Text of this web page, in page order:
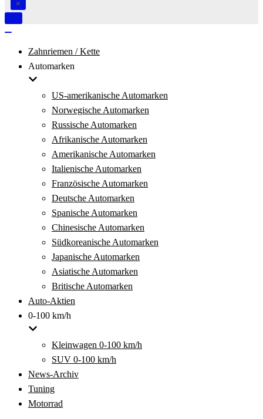
Navigation
Zahnriemen / Kette
Automarken
US-amerikanische Automarken
Norwegische Automarken
Russische Automarken
Afrikanische Automarken
Amerikanische Automarken
Italienische Automarken
Französische Automarken
Deutsche Automarken
Spanische Automarken
Chinesische Automarken
Südkoreanische Automarken
Japanische Automarken
Asiatische Automarken
Britische Automarken
Auto-Aktien
0-100 km/h
Kleinwagen 0-100 km/h
SUV 0-100 km/h
News-Archiv
Tuning
Motorrad